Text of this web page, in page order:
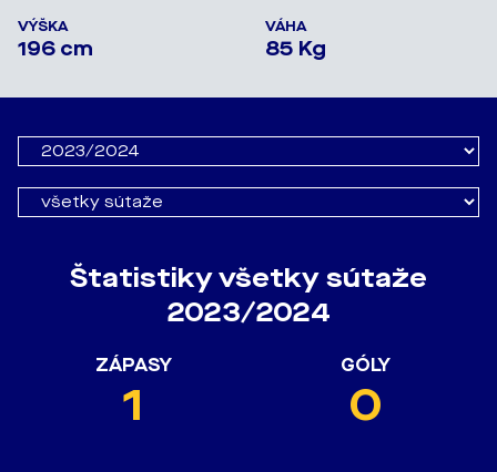
VÝŠKA
196 cm
VÁHA
85 Kg
Štatistiky všetky sútaže
2023/2024
ZÁPASY
1
GÓLY
0